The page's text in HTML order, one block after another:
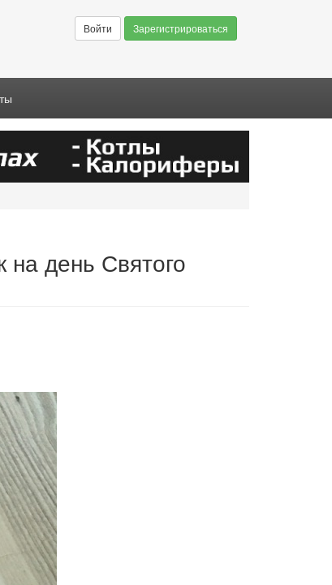
Войти Зарегистрироваться
день Святого